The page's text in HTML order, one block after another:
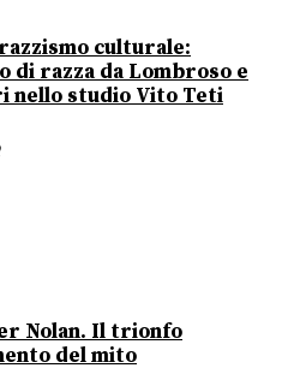
culturale:
di razza da Lombroso e
nello studio Vito Teti
Nolan. Il trionfo
del mito